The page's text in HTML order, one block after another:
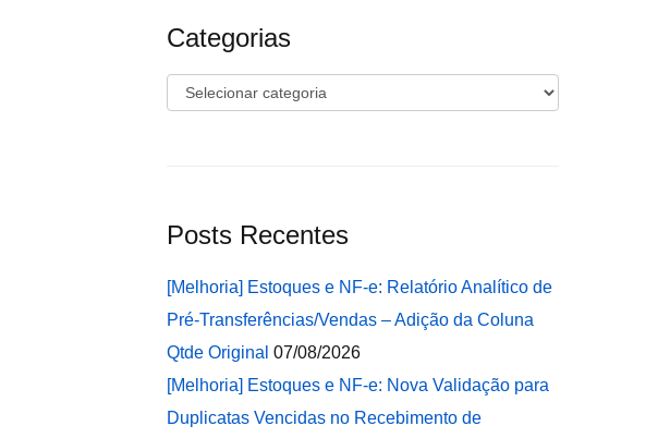
Categorias
Categorias
Posts Recentes
[Melhoria] Estoques e NF-e: Relatório Analítico de
Pré-Transferências/Vendas – Adição da Coluna
Qtde Original 07/08/2026
[Melhoria] Estoques e NF-e: Nova Validação para
Duplicatas Vencidas no Recebimento de